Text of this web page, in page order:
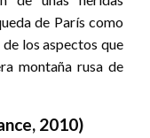
de París como
los aspectos que
montaña rusa de
2010)